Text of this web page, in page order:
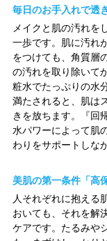
毎日のお手入れで透
メイクと肌の汚れを
一歩です。肌に汚れ
をつけても、角質層
の汚れを取り除いて
粧水でたっぷりの水
満たされると、肌は
きを放ちます。『回
水パワーによって肌
わりをサポートしな
美肌の第一条件「高
人それぞれに抱える
おいても、それを解
ケアです。たるみや